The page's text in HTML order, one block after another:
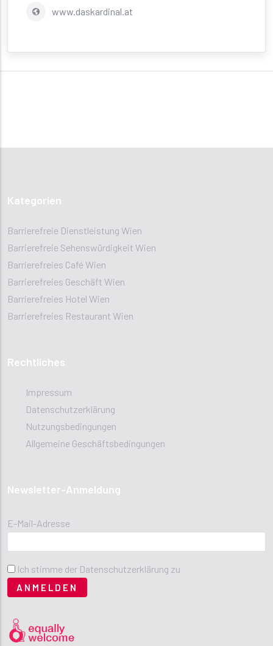
www.daskardinal.at
Kategorien
Barrierefreie Dienstleistung Wien
Barrierefreie Sehenswürdigkeit Wien
Barrierefreies Café Wien
Barrierefreies Geschäft Wien
Barrierefreies Hotel Wien
Barrierefreies Restaurant Wien
Rechtliches
Impressum
Datenschutzerklärung
Nutzungsbedingungen
Allgemeine Geschäftsbedingungen
Newsletter-Anmeldung
E-Mail-Adresse
Ich stimme der Datenschutzerklärung zu